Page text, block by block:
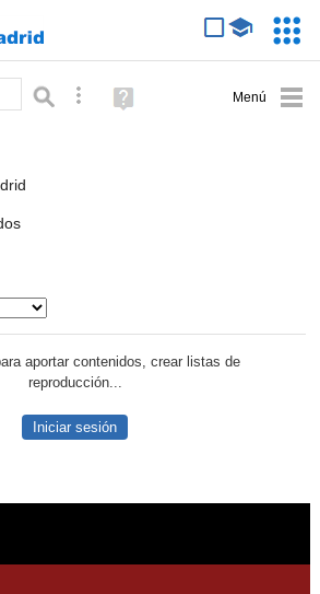
Búsqueda avanzada
Ayuda
(en
aportar contenidos, crear listas de
reproducción...
Iniciar sesión